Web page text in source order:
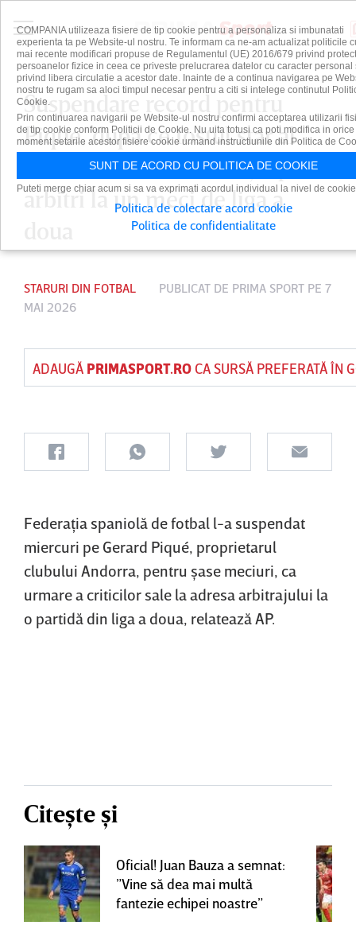
Suspendare record pentru
Pique, după ce fostul star al
Barcelonei i-a ameninţat pe
arbitri la un meci de liga a
STARURI DIN FOTBAL PUBLICAT DE PRIMA SPORT PE 7
MAI 2026
ADAUGĂ PRIMASPORT.ROCA SURSĂ PREFERATĂ ÎN
Federaţia spaniolă de fotbal l-a suspendat
miercuri pe Gerard Piqué, proprietarul
clubului Andorra, pentru şase meciuri, ca
urmare a criticilor sale la adresa arbitrajului la
o partidă din liga a doua, relatează AP.
Citește și
Oficial! Juan Bauza a semnat:
”Vine să dea mai multă
fantezie echipei noastre”
COMPANIA utilizeaza fisiere de tip cookie pentru a personaliza si imbunatati
experienta ta pe Website-ul nostru. Te informam ca ne-am actualizat politicile
mai recente modificari propuse de Regulamentul (UE) 2016/679 privind
persoanelor fizice in ceea ce priveste prelucrarea datelor cu caracter personal
privind libera circulatie a acestor date. Inainte de a continua navigarea pe
nostru te rugam sa aloci timpul necesar pentru a citi si intelege continutul
Cookie.
Prin continuarea navigarii pe Website-ul nostru confirmi acceptarea utilizarii
de tip cookie conform Politicii de Cookie. Nu uita totusi ca poti modifica in orice
moment setarile acestor fisiere cookie urmand instructiunile din Politica de
SUNT DE ACORD CU POLITICA DE COOKIE
Puteti merge chiar acum si sa va exprimati acordul individual la nivel de
Politica de colectare acord cookie
Politica de confidentialitate